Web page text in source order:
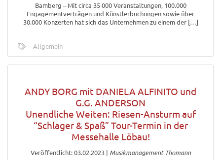
Bamberg – Mit circa 35 000 Veranstaltungen, 100.000
Engagementverträgen und Künstlerbuchungen sowie über
30.000 Konzerten hat sich das Unternehmen zu einem der […]
Allgemein
ANDY BORG mit DANIELA ALFINITO und
G.G. ANDERSON
Unendliche Weiten: Riesen-Ansturm auf
“Schlager & Spaß” Tour-Termin in der
Messehalle Löbau!
Veröffentlicht: 03.02.2023| Musikmanagement Thomann